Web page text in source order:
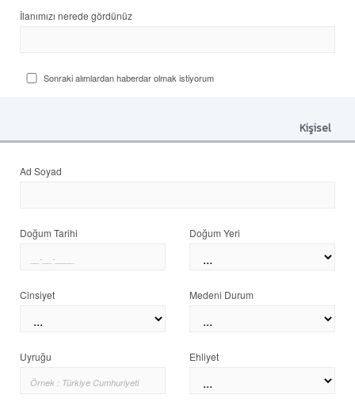
İlanımızı nerede gördünüz
Sonraki alımlardan haberdar olmak istiyorum
Kişisel
Ad Soyad
Doğum Tarihi Doğum Yeri
Cinsiyet Medeni Durum
Uyruğu Ehliyet